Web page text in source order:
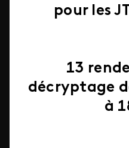
pour les
13
décryptage
à